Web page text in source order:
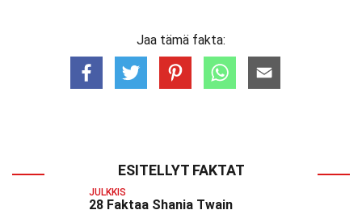
Jaa tämä fakta:
ESITELLYT FAKTAT
JULKKIS
28 Faktaa Shania Twain